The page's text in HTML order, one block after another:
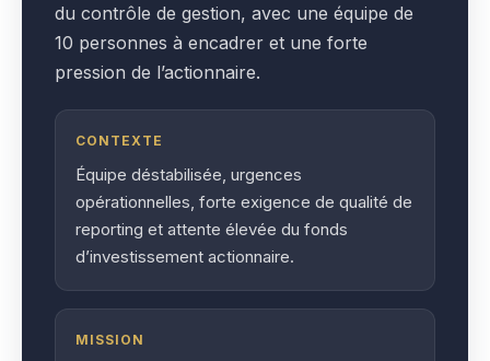
du contrôle de gestion, avec une équipe de
10 personnes à encadrer et une forte
pression de l’actionnaire.
CONTEXTE
Équipe déstabilisée, urgences
opérationnelles, forte exigence de qualité de
reporting et attente élevée du fonds
d’investissement actionnaire.
MISSION